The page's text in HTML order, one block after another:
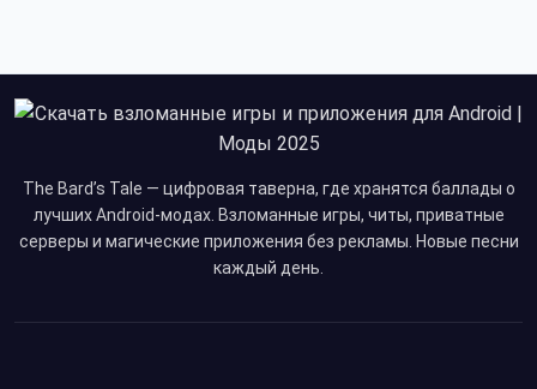
The Bard’s Tale — цифровая таверна, где хранятся баллады о
лучших Android-модах. Взломанные игры, читы, приватные
серверы и магические приложения без рекламы. Новые песни
каждый день.